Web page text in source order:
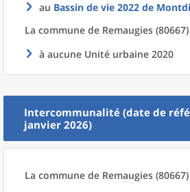
au Bassin de vie 2022 de
La commune de Remaugies
à aucune Unité urbaine 2020
Intercommunalité (date de
janvier 2026)
La commune de Remaugies